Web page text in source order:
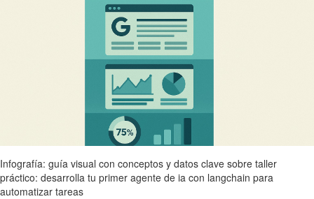
Infografía: guía visual con conceptos y datos clave sobre taller
práctico: desarrolla tu primer agente de ia con langchain para
automatizar tareas